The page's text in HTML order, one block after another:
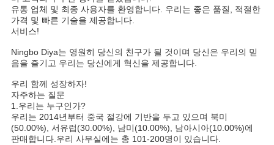
유통 업체 및 최종 사용자를 환영합니다. 우리는 좋은 품질, 적절한
가격 및 빠른 기술을 제공합니다.
서비스!
Ningbo Diya는 영원히 당신의 친구가 될 것이며 당신은 우리의 믿
음을 즐기고 우리는 당신에게 혁신을 제공합니다.
우리 함께 성장하자!
자주하는 질문
1. 우리는 누구인가?
우리는 2014년부터 중국 절강에 기반을 두고 있으며 북미
(50.00%), 서유럽(30.00%), 남미(10.00%), 남아시아(10.00%)에
판매합니다. 우리 사무실에는 총 101-200명이 있습니다.